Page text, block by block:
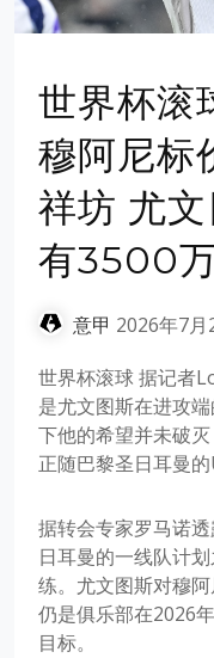
世界杯滚
穆阿尼标
祥坊 尤
有3500
意甲 2026年7月
世界杯滚球 据记者
是尤文图斯在进攻
下他的希望并未破
正随巴黎圣日耳曼的
据转会专家罗马诺
日耳曼的一线队计
练。尤文图斯对穆
仍是俱乐部在2026
目标。